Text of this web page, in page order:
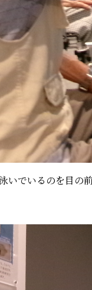
いでいるのを目の